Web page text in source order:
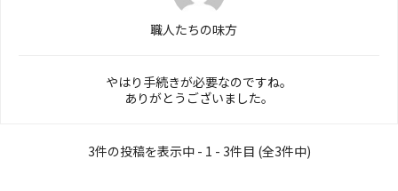
職人たちの味方
やはり手続きが必要なのですね。
ありがとうございました。
3件の投稿を表示中 - 1 - 3件目 (全3件中)